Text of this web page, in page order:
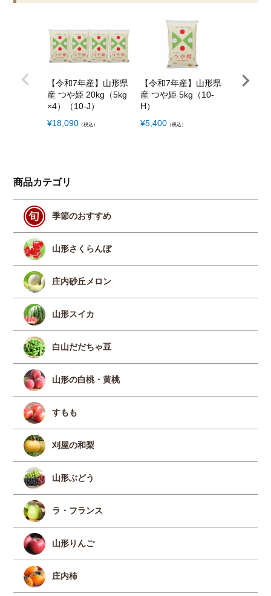
【令和7年産】山形県
産 つや姫 20kg（5kg
×4）（10-J）
¥18,090 （税込）
【令和7年産】山形県
産 つや姫 5kg（10-
H）
¥5,400 （税込）
【令和7
商品カテゴリ
季節のおすすめ
山形さくらんぼ
庄内砂丘メロン
山形スイカ
白山だだちゃ豆
山形の白桃・黄桃
すもも
刈屋の和梨
山形ぶどう
ラ・フランス
山形りんご
庄内柿